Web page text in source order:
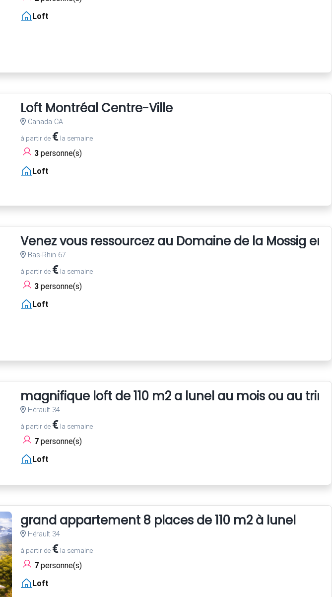
Loft
Loft Montréal Centre-Ville
Canada CA
à partir de €la semaine
3personne(s)
Loft
Venez vous ressourcez au Domaine de la Mossig en
Bas-Rhin 67
à partir de €la semaine
3personne(s)
Loft
magnifique loft de 110 m2 a lunel au mois ou au
Hérault 34
à partir de €la semaine
7personne(s)
Loft
grand appartement 8 places de 110 m2 à lunel
Hérault 34
à partir de €la semaine
7personne(s)
Loft